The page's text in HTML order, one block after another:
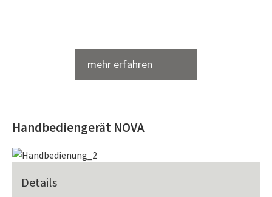
ZK 400 NOVA
ZK 650 NOVA
Technische Änderungen vorbehalten.
mehr erfahren
Handbediengerät NOVA
Details